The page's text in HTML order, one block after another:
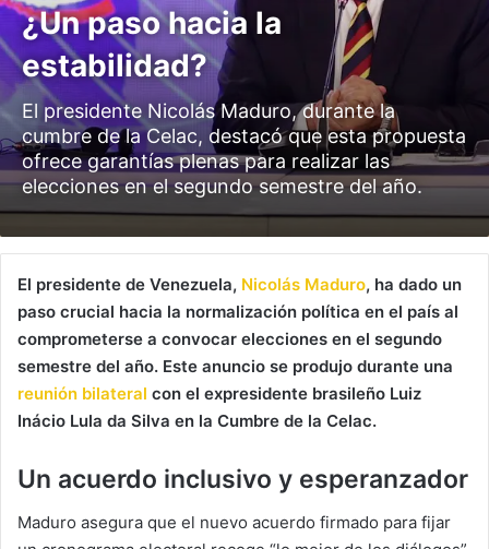
¿Un paso hacia la
estabilidad?
El presidente Nicolás Maduro, durante la
cumbre de la Celac, destacó que esta propuesta
ofrece garantías plenas para realizar las
elecciones en el segundo semestre del año.
El presidente de Venezuela, Nicolás Maduro, ha dado un
paso crucial hacia la normalización política en el país al
comprometerse a convocar elecciones en el segundo
semestre del año. Este anuncio se produjo durante una
reunión bilateral con el expresidente brasileño Luiz
Inácio Lula da Silva en la Cumbre de la Celac.
Un acuerdo inclusivo y esperanzador
Maduro asegura que el nuevo acuerdo firmado para fijar